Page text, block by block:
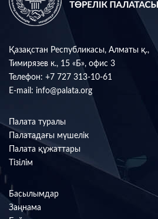
Қазақстан Республикасы, Алматы қ.,
Тимирязев к., 15 «Б», офис 3
Телефон: +7 727 313-10-61
E-mail: info@palata.org
Палата туралы
Палатадағы мүшелік
Палата құжаттары
Тізілім
Басылымдар
Заңнама